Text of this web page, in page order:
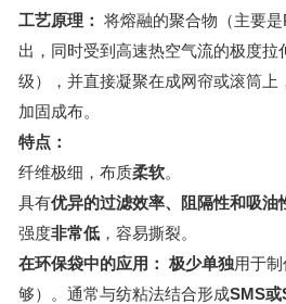
工艺原理： 将熔融的聚合物（主要
出，同时受到高速热空气流的极度拉
级），并直接凝聚在成网帘或滚筒上
加固成布。
特点：
纤维极细，布质柔软。
具有优异的过滤效率、阻隔性和吸油
强度非常低 ，容易撕裂。
在环保袋中的应用： 极少单独用于
够）。通常与纺粘法结合形成SMS或